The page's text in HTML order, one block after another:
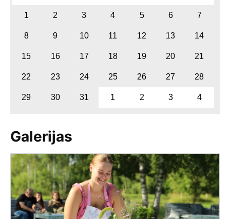
1 2 3 4 5 6 7
8 9 10 11 12 13 14
15 16 17 18 19 20 21
22 23 24 25 26 27 28
29 30 31 1 2 3 4
Galerijas